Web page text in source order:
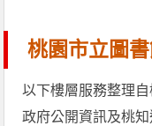
桃園市立圖
以下樓層服務整理
政府公開資訊及桃